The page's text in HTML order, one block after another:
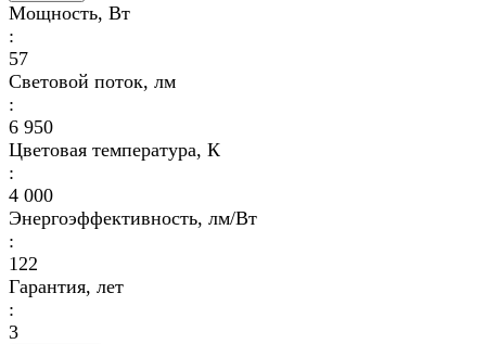
Мощность, Вт
:
57
Световой поток, лм
:
6 950
Цветовая температура, К
:
4 000
Энергоэффективность, лм/Вт
:
122
Гарантия, лет
:
3